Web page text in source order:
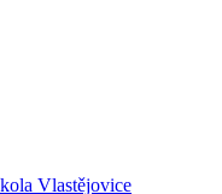
Vlastějovice